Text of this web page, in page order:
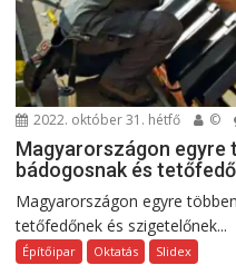
2022. október 31. hétfő ©
Magyarországon egyre
bádogosnak és
Magyarországon egyre
tetőfedőnek és szigetelőnek...
Építőipar Oktatás Slidex